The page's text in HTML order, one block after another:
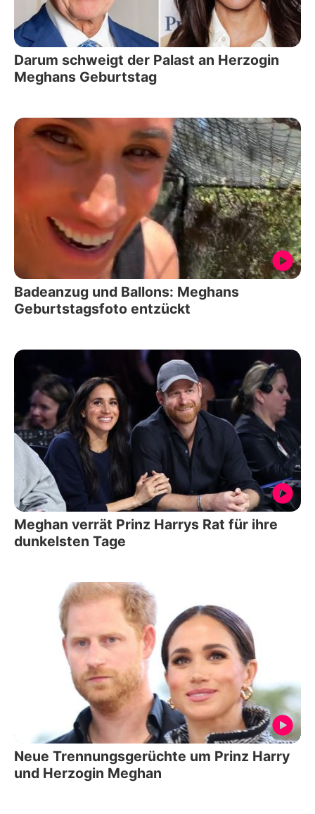
Darum schweigt der Palast an Herzogin
Meghans Geburtstag
Badeanzug und Ballons: Meghans
Geburtstagsfoto entzückt
Meghan verrät Prinz Harrys Rat für ihre
dunkelsten Tage
Neue Trennungsgerüchte um Prinz Harry
und Herzogin Meghan